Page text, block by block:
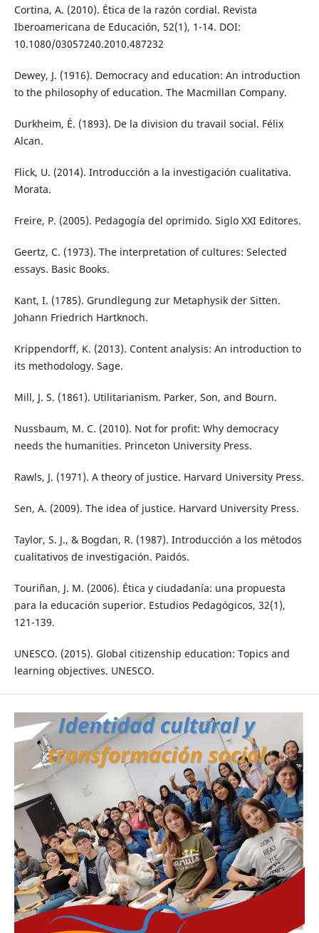
Cortina, A. (2010). Ética de la razón cordial. Revista
Iberoamericana de Educación, 52(1), 1-14. DOI:
10.1080/03057240.2010.487232
Dewey, J. (1916). Democracy and education: An introduction
to the philosophy of education. The Macmillan Company.
Durkheim, É. (1893). De la division du travail social. Félix
Alcan.
Flick, U. (2014). Introducción a la investigación cualitativa.
Morata.
Freire, P. (2005). Pedagogía del oprimido. Siglo XXI Editores.
Geertz, C. (1973). The interpretation of cultures: Selected
essays. Basic Books.
Kant, I. (1785). Grundlegung zur Metaphysik der Sitten.
Johann Friedrich Hartknoch.
Krippendorff, K. (2013). Content analysis: An introduction to
its methodology. Sage.
Mill, J. S. (1861). Utilitarianism. Parker, Son, and Bourn.
Nussbaum, M. C. (2010). Not for profit: Why democracy
needs the humanities. Princeton University Press.
Rawls, J. (1971). A theory of justice. Harvard University Press.
Sen, A. (2009). The idea of justice. Harvard University Press.
Taylor, S. J., & Bogdan, R. (1987). Introducción a los métodos
cualitativos de investigación. Paidós.
Touriñan, J. M. (2006). Ética y ciudadanía: una propuesta
para la educación superior. Estudios Pedagógicos, 32(1),
121-139.
UNESCO. (2015). Global citizenship education: Topics and
learning objectives. UNESCO.